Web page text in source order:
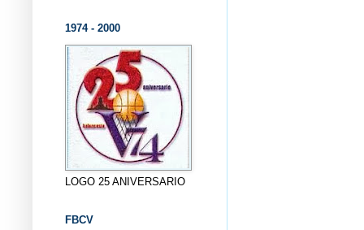
1974 - 2000
LOGO 25 ANIVERSARIO
FBCV